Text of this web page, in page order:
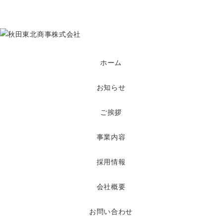
ホーム
お知らせ
ご挨拶
事業内容
採用情報
会社概要
お問い合わせ